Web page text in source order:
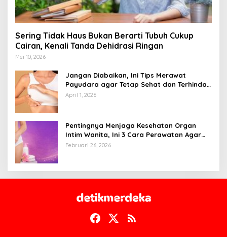
Sering Tidak Haus Bukan Berarti Tubuh Cukup
Cairan, Kenali Tanda Dehidrasi Ringan
Mei 10, 2026
Jangan Diabaikan, Ini Tips Merawat
Payudara agar Tetap Sehat dan Terhindar
dari Risiko Penyakit
April 1, 2026
Pentingnya Menjaga Kesehatan Organ
Intim Wanita, Ini 3 Cara Perawatan Agar
Tetap Bersih
Februari 26, 2026